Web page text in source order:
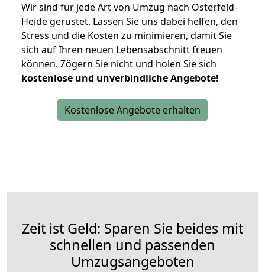
Wir sind für jede Art von Umzug nach Osterfeld-
Heide gerüstet. Lassen Sie uns dabei helfen, den
Stress und die Kosten zu minimieren, damit Sie
sich auf Ihren neuen Lebensabschnitt freuen
können. Zögern Sie nicht und holen Sie sich
kostenlose und unverbindliche Angebote!
Kostenlose Angebote erhalten
Zeit ist Geld: Sparen Sie beides mit
schnellen und passenden
Umzugsangeboten